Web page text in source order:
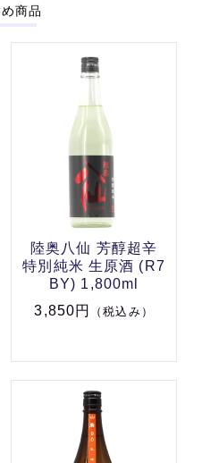
商品
陸奥八仙 芳醇超辛
特別純米 生原酒 (R7
BY) 1,800ml
3,850円
（税込み）